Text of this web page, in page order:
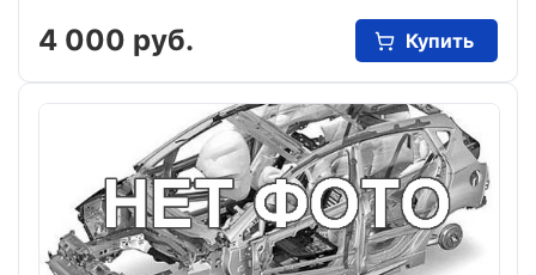
4 000 руб. Купить